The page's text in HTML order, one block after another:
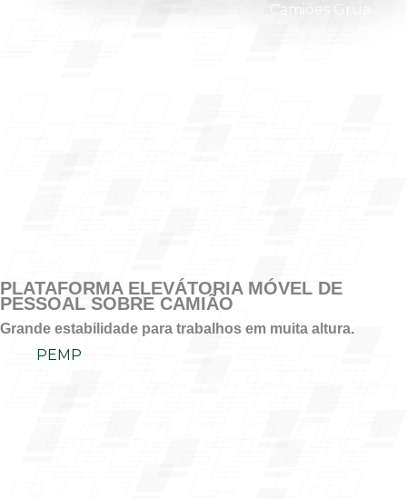
Camiões Grua
PLATAFORMA ELEVÁTORIA MÓVEL DE
PESSOAL SOBRE CAMIÃO
Grande estabilidade para trabalhos em muita altura.
PEMP